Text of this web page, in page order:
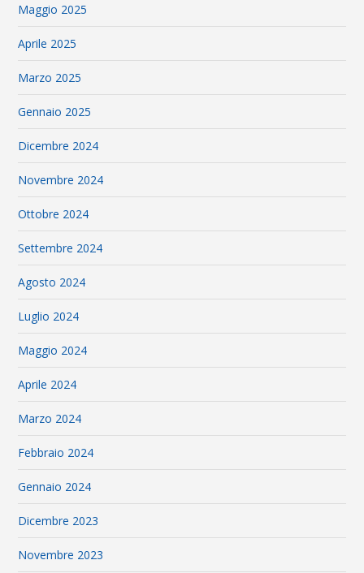
Maggio 2025
Aprile 2025
Marzo 2025
Gennaio 2025
Dicembre 2024
Novembre 2024
Ottobre 2024
Settembre 2024
Agosto 2024
Luglio 2024
Maggio 2024
Aprile 2024
Marzo 2024
Febbraio 2024
Gennaio 2024
Dicembre 2023
Novembre 2023